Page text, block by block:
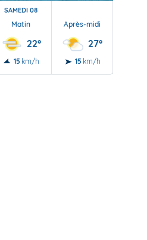
SAMEDI 08
Matin
22°
15 km/h
Après-midi
27°
15 km/h